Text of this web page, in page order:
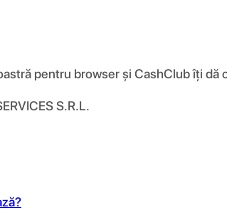
pentru browser și CashClub îți
S.R.L.